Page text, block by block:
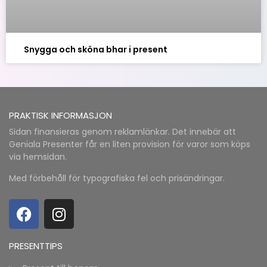
Snygga och sköna bhar i present
PRAKTISK INFORMASJON
Sidan finansieras genom reklamlänkar. Det innebär att
Geniala Presenter får en liten provision för varor som köps
via hemsidan.
Med förbehåll för typografiska fel och prisändringar.
PRESENTTIPS